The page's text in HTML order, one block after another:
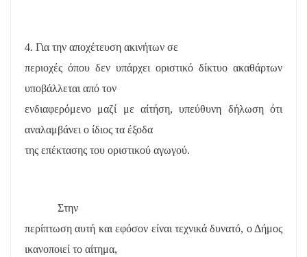
4. Για την αποχέτευση ακινήτων σε
περιοχές όπου δεν υπάρχει οριστικό δίκτυο ακαθάρτων
υποβάλλεται από τον
ενδιαφερόμενο μαζί με αίτήση, υπεύθυνη δήλωση ότι
αναλαμβάνει ο ίδιος τα έξοδα
της επέκτασης του οριστικού αγωγού.
Στην
περίπτωση αυτή και εφόσον είναι τεχνικά δυνατό, ο Δήμος
ικανοποιεί το αίτημα,